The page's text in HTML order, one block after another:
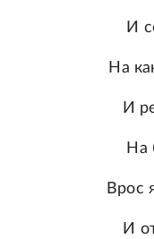
И
На
И
На
Врос
И